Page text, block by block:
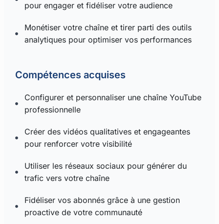
pour engager et fidéliser votre audience
Monétiser votre chaîne et tirer parti des outils
analytiques pour optimiser vos performances
Compétences acquises
Configurer et personnaliser une chaîne YouTube
professionnelle
Créer des vidéos qualitatives et engageantes
pour renforcer votre visibilité
Utiliser les réseaux sociaux pour générer du
trafic vers votre chaîne
Fidéliser vos abonnés grâce à une gestion
proactive de votre communauté